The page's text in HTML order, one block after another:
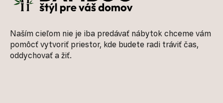
Naším cieľom nie je iba predávať nábytok chceme vám
pomôcť vytvoriť priestor, kde budete radi tráviť čas,
oddychovať a žiť.